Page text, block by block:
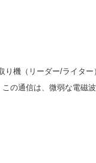
機（リーダー/ライタ
の通信は、微弱な電磁